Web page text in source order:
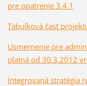
pre opatrenie 3.4.1
Tabuľková časť
Usmernenie pre
platná od 30.3.2012
Integrovaná stratégia